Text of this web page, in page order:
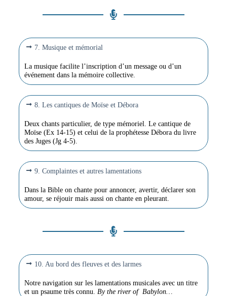
7. Musique et mémorial
La musique facilite l’inscription d’un message ou d’un
événement dans la mémoire collective.
8. Les cantiques de Moïse et Débora
Deux chants particulier, de type mémoriel. Le cantique de
Moïse (Ex 14-15) et celui de la prophétesse Débora du livre
des Juges (Jg 4-5).
9. Complaintes et autres lamentations
Dans la Bible on chante pour annoncer, avertir, déclarer son
amour, se réjouir mais aussi on chante en pleurant.
10. Au bord des fleuves et des larmes
Notre navigation sur les lamentations musicales avec un titre
et un psaume très connu. By the river of Babylon…